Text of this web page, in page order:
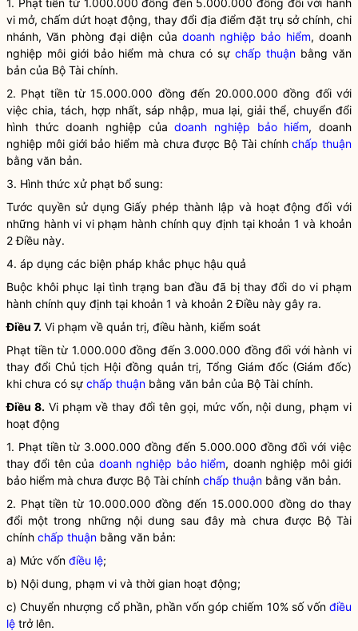
1. Phạt tiền từ 1.000.000 đồng đến 5.000.000 đồng đối với hành
vi mở, chấm dứt hoạt động, thay đổi địa điểm đặt trụ sở chính, chi
nhánh, Văn phòng đại diện của doanh nghiệp bảo hiểm, doanh
nghiệp môi giới bảo hiểm mà chưa có sự chấp thuận bằng văn
bản của Bộ Tài chính.
2. Phạt tiền từ 15.000.000 đồng đến 20.000.000 đồng đối với
việc chia, tách, hợp nhất, sáp nhập, mua lại, giải thể, chuyển đổi
hình thức doanh nghiệp củadoanh nghiệp bảo hiểm, doanh
nghiệp môi giới bảo hiểm mà chưa được Bộ Tài chínhchấp thuận
bằng văn bản.
3. Hình thức xử phạt bổ sung:
Tước quyền sử dụng Giấy phép thành lập và hoạt động đối với
những hành vi vi phạm hành chính quy định tại khoản 1 và khoản
2 Điều này.
4. áp dụng các biện pháp khắc phục hậu quả
Buộc khôi phục lại tình trạng ban đầu đã bị thay đổi do vi phạm
hành chính quy định tại khoản 1 và khoản 2 Điều này gây ra.
Điều 7. Vi phạm về quản trị, điều hành, kiểm soát
Phạt tiền từ 1.000.000 đồng đến 3.000.000 đồng đối với hành vi
thay đổi Chủ tịch Hội đồng quản trị, Tổng Giám đốc (Giám đốc)
khi chưa có sự chấp thuận bằng văn bản của Bộ Tài chính.
Điều 8.Vi phạm về thay đổi tên gọi, mức vốn, nội dung, phạm vi
hoạt động
1. Phạt tiền từ 3.000.000 đồng đến 5.000.000 đồng đối với việc
thay đổi tên của doanh nghiệp bảo hiểm, doanh nghiệp môi giới
bảo hiểm mà chưa được Bộ Tài chính chấp thuận bằng văn bản.
2. Phạt tiền từ 10.000.000 đồng đến 15.000.000 đồng do thay
đổi một trong những nội dung sau đây mà chưa được Bộ Tài
chính chấp thuận bằng văn bản:
a) Mức vốn điều lệ;
b) Nội dung, phạm vi và thời gian hoạt động;
c) Chuyển nhượng cổ phần, phần vốn góp chiếm 10% số vốn điều
lệ trở lên.